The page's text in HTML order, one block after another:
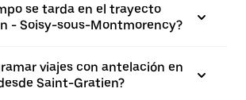
se tarda en el trayecto
- Soisy-sous-Montmorency?
viajes con antelación en
Saint-Gratien?